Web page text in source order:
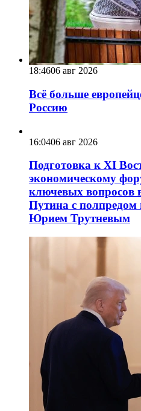
18:4606 авг 2026
Всё больше
Россию
16:0406 авг 2026
Подготовка к XI
экономическому
ключевых вопросов
Путина с
Юрием Трутневым